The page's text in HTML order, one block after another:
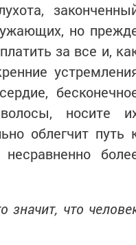
но
за все и,
носите
облегчит путь
значит, что